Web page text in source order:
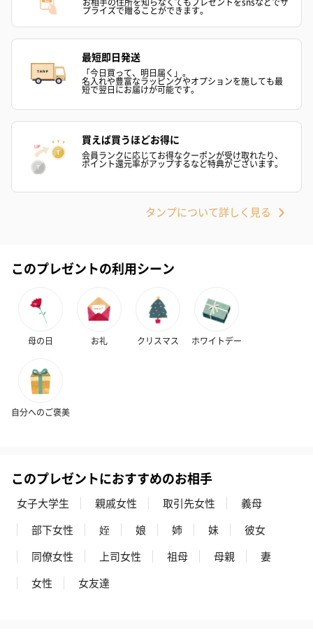
プライズで贈ることができます。
最短即日発送
「今日買って、明日届く」。
名入れや豊富なラッピングやオプションを施しても最
短で翌日にお届けが可能です。
買えば買うほどお得に
会員ランクに応じてお得なクーポンが受け取れたり、
ポイント還元率がアップするなど特典がございます。
タンプについて詳しく見る
このプレゼントの利用シーン
母の日 お礼 クリスマス ホワイトデー
自分へのご褒美
このプレゼントにおすすめのお相手
女子大学生 親戚女性 取引先女性
義母
部下女性
姪 娘 姉 妹
彼女
同僚女性
上司女性 祖母 母親
妻
女性
女友達